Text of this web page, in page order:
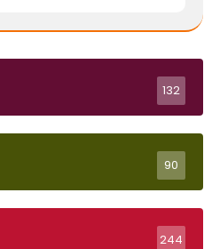
132
90
244